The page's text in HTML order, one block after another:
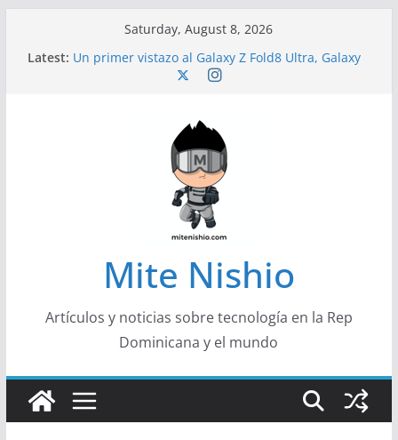
Saturday, August 8, 2026
Latest: Un primer vistazo al Galaxy Z Fold8 Ultra, Galaxy
Z Fold8 y Galaxy Z Flip8
Conferencistas analizarán los desafíos que
redefinen el futuro de las finanzas y la economía
Segunda edición de Marketing Unplugged
impulsa el marketing con propósito
Alerta sobre nueva campaña de ciberataques
que afecta a organizaciones de América Latina
Mite Nishio
Artículos y noticias sobre tecnología en la Rep
Dominicana y el mundo